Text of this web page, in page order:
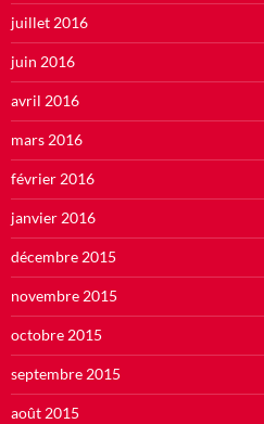
juillet 2016
juin 2016
avril 2016
mars 2016
février 2016
janvier 2016
décembre 2015
novembre 2015
octobre 2015
septembre 2015
août 2015